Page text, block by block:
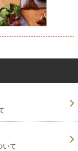
いて